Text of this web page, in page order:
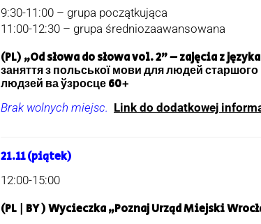
9:30-11:00 – grupa początkująca
11:00-12:30 – grupa średniozaawansowana
(PL) „Od słowa do słowa vol. 2” – zajęcia z
заняття з польської мови для людей
людзей ва ўзросце 60+
Brak wolnych miejsc. Link do dodatkowej
21.11 (piątek)
12:00-15:00
(PL | BY ) Wycieczka „Poznaj Urząd Miejski